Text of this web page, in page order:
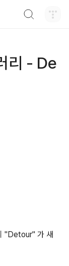
리 - De
"Detour" 가 새